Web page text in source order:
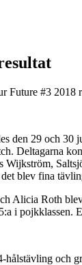
Future #3 2018
den 29 och 30
Deltagarna
blev fina
Alicia Roth
i pojkklassen.
och